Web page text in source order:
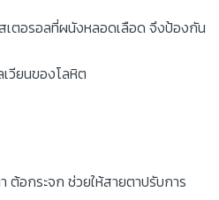
เตอรอลที่ผนังหลอดเลือด จึงป้องกัน
เวียนของโลหิต
ต้อกระจก ช่วยให้สายตาปรับการ